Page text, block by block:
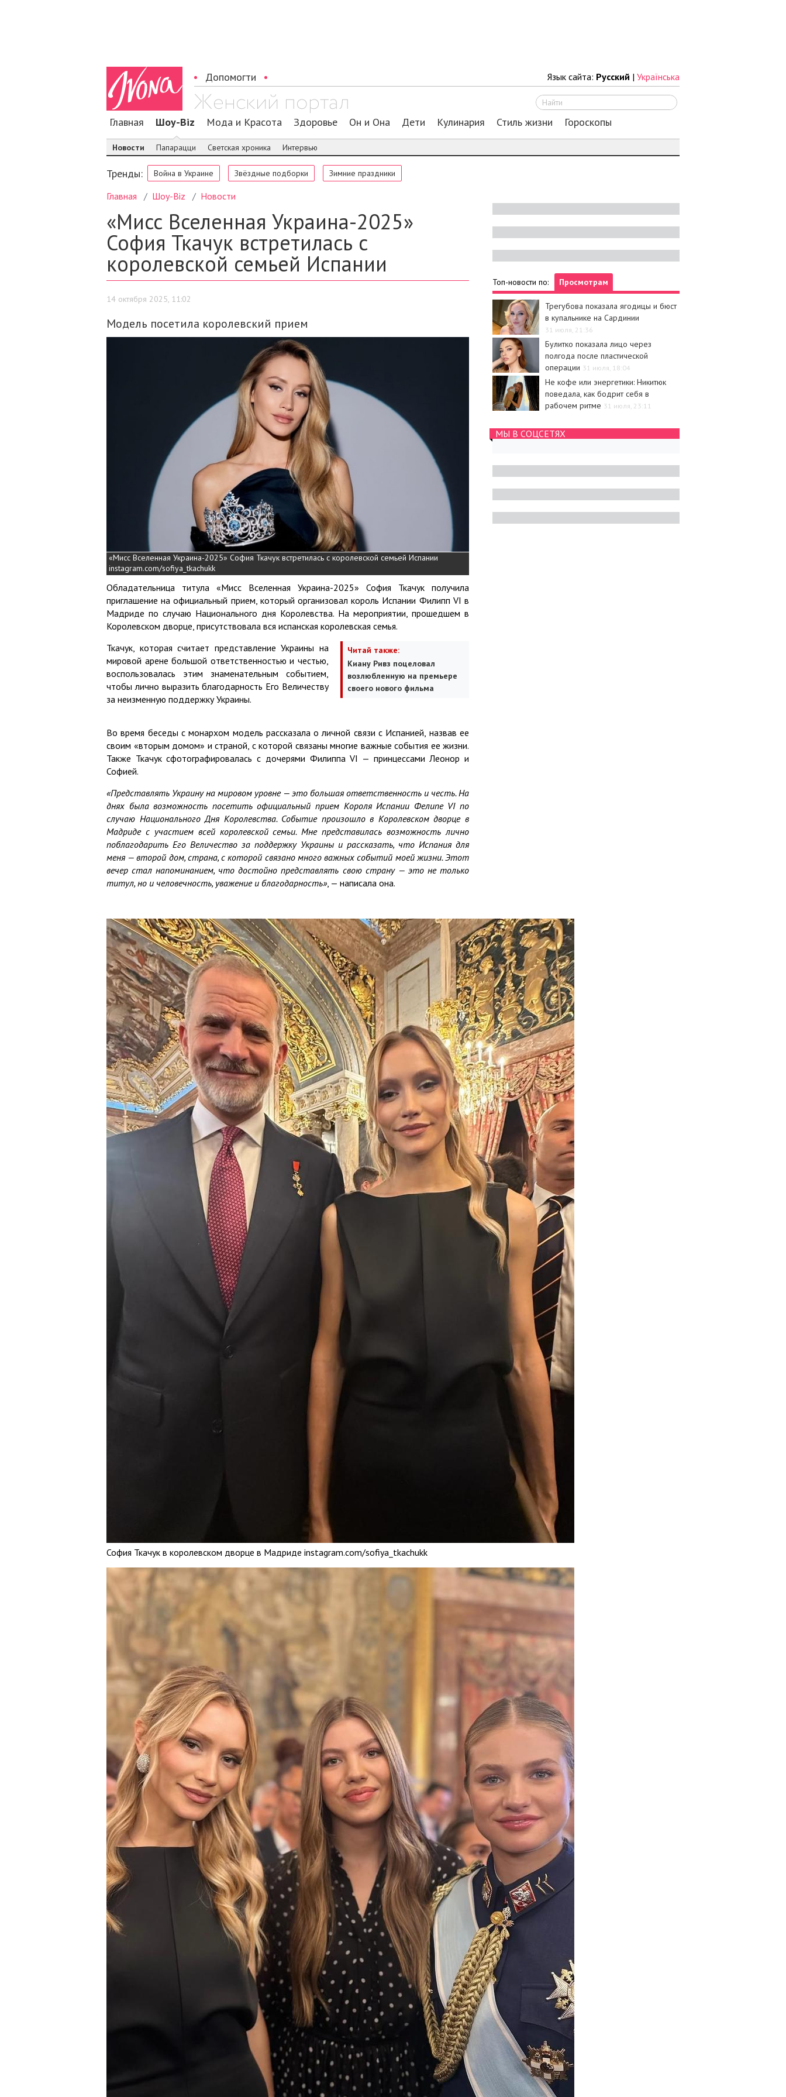
Допомогти Язык сайта: Русский | Українська
Главная Шоу-Biz Мода и Красота Здоровье Он и Она Дети Кулинария Стиль жизни Гороскопы
Новости Папарацци Светская хроника Интервью
Тренды: Война в Украине Звёздные подборки Зимние праздники
Главная Шоу-Biz Новости
«Мисс Вселенная Украина-2025»
София Ткачук встретилась с
королевской семьей Испании
14 октября 2025, 11:02
Модель посетила королевский прием
«Мисс Вселенная Украина-2025» София Ткачук встретилась с королевской семьей Испании
instagram.com/sofiya_tkachukk
Обладательница титула «Мисс Вселенная Украина-2025» София Ткачук получила
приглашение на официальный прием, который организовал король Испании Филипп VI в
Мадриде по случаю Национального дня Королевства. На мероприятии, прошедшем в
Королевском дворце, присутствовала вся испанская королевская семья.
Читай также:
Киану Ривз поцеловал
возлюбленную на премьере
своего нового фильма
Ткачук, которая считает представление Украины на
мировой арене большой ответственностью и честью,
воспользовалась этим знаменательным событием,
чтобы лично выразить благодарность Его Величеству
за неизменную поддержку Украины.
Во время беседы с монархом модель рассказала о личной связи с Испанией, назвав ее
своим «вторым домом» и страной, с которой связаны многие важные события ее жизни.
Также Ткачук сфотографировалась с дочерями Филиппа VI — принцессами Леонор и
Софией.
«Представлять Украину на мировом уровне — это большая ответственность и честь. На
днях была возможность посетить официальный прием Короля Испании Фелипе VI по
случаю Национального Дня Королевства. Событие произошло в Королевском дворце в
Мадриде с участием всей королевской семьи. Мне представилась возможность лично
поблагодарить Его Величество за поддержку Украины и рассказать, что Испания для
меня — второй дом, страна, с которой связано много важных событий моей жизни. Этот
вечер стал напоминанием, что достойно представлять свою страну — это не только
титул, но и человечность, уважение и благодарность», — написала она.
София Ткачук в королевском дворце в Мадриде instagram.com/sofiya_tkachukk
Топ-новости по: Просмотрам
Трегубова показала ягодицы и бюст
в купальнике на Сардинии
31 июля, 21:36
Булитко показала лицо через
полгода после пластической
операции 31 июля, 18:04
Не кофе или энергетики: Никитюк
поведала, как бодрит себя в
рабочем ритме 31 июля, 23:11
МЫ В СОЦСЕТЯХ